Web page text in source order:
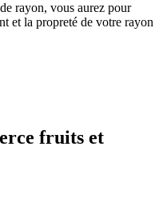
rayon, vous aurez pour
et la propreté de votre rayon
fruits et